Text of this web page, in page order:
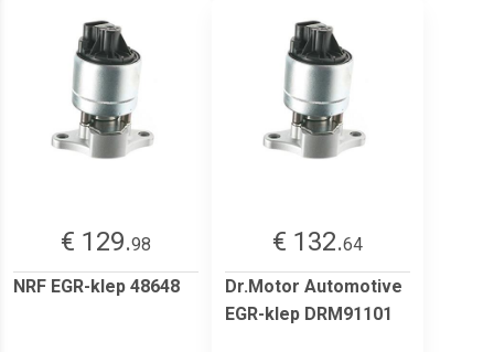
€ 129.98
NRF EGR-klep 48648
€ 132.64
Dr.Motor Automotive
EGR-klep DRM91101